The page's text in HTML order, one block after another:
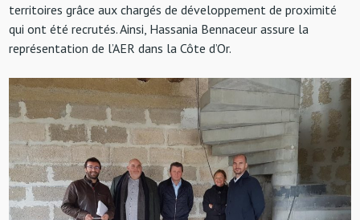
territoires grâce aux chargés de développement de proximité
qui ont été recrutés. Ainsi, Hassania Bennaceur assure la
représentation de l’AER dans la Côte d’Or.